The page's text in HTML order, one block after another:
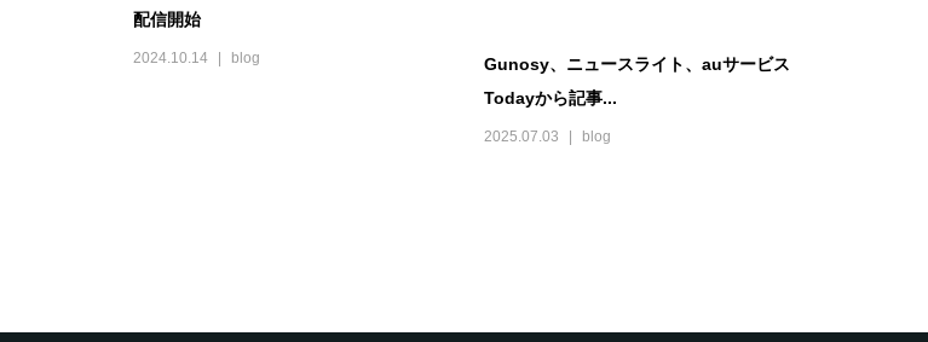
配信開始
2024.10.14 blog
Gunosy、ニュースライト、auサービス
Todayから記事...
2025.07.03 blog